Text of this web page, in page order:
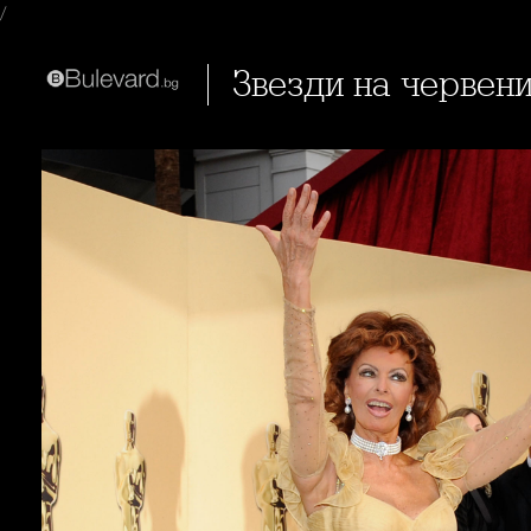
/
Звезди на